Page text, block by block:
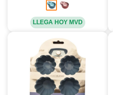
LLEGA HOY MVD